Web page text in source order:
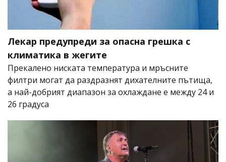
Лекар предупреди за опасна грешка с
климатика в жегите
Прекалено ниската температура и мръсните
филтри могат да раздразнят дихателните пътища,
а най-добрият диапазон за охлаждане е между 24 и
26 градуса